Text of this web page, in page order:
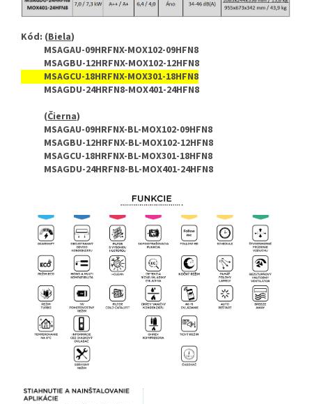
Kód: (Biela)
MSAGAU-09HRFNX-MOX102-09HFN8
MSAGBU-12HRFNX-MOX102-12HFN8
MSAGCU-18HRFNX-MOX301-18HFN8
MSAGDU-24HRFN8-MOX401-24HFN8
(Čierna)
MSAGAU-09HRFNX-BL-MOX102-09HFN8
MSAGBU-12HRFNX-BL-MOX102-12HFN8
MSAGCU-18HRFNX-BL-MOX301-18HFN8
MSAGDU-24HRFN8-BL-MOX401-24HFN8